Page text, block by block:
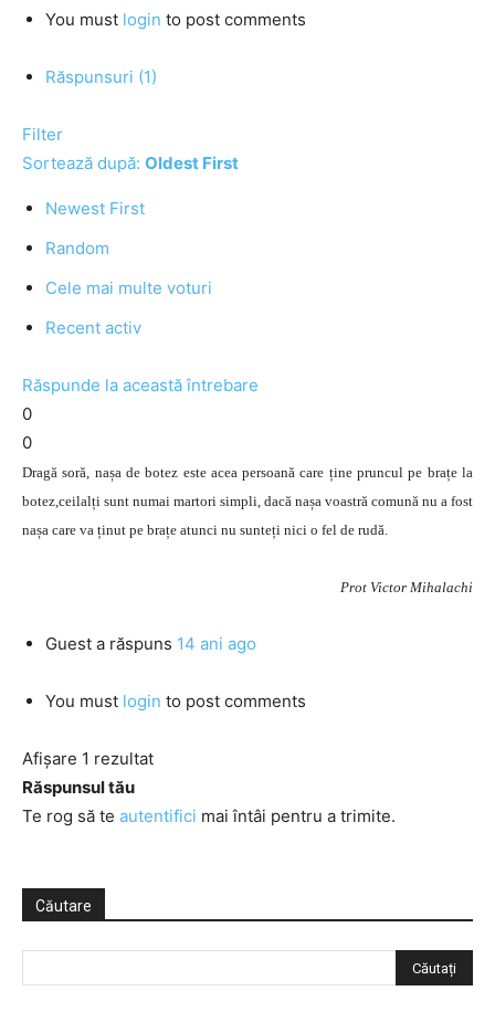
You must login to post comments
Răspunsuri (1)
Filter
Sortează după: Oldest First
Newest First
Random
Cele mai multe voturi
Recent activ
Răspunde la această întrebare
0
0
Dragă soră, nașa de botez este acea persoană care ține pruncul pe brațe la
botez,ceilalți sunt numai martori simpli, dacă nașa voastră comună nu a fost
nașa care va ținut pe brațe atunci nu sunteți nici o fel de rudă.
Prot Victor Mihalachi
Guest a răspuns 14 ani ago
You must login to post comments
Afișare 1 rezultat
Răspunsul tău
Te rog să te autentifici mai întâi pentru a trimite.
Căutare